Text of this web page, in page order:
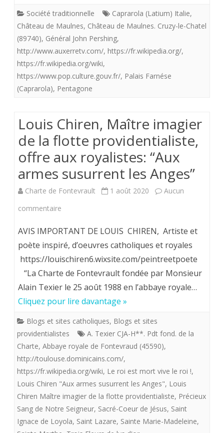
aurait
inspiré
général
Pershing
le
Pentagone
*.
Société traditionnelle Caprarola (Latium) Italie,
Château de Maulnes, Château de Maulnes. Cruzy-le-Chatel
(89740), Général John Pershing,
http://www.auxerretv.com/, https://fr.wikipedia.org/,
https://fr.wikipedia.org/wiki,
https://www.pop.culture.gouv.fr/, Palais Farnése
(Caprarola), Pentagone
Louis Chiren, Maître imagier
de la flotte providentialiste,
offre aux royalistes: “Aux
armes susurrent les Anges”
Charte de Fontevrault 1 août 2020
Aucun
commentaire
Chiren,
Maître
imagier
flotte
providentialiste,
aux
royalistes:
“Aux
AVIS IMPORTANT DE LOUIS CHIREN, Artiste et
poète inspiré, d’oeuvres catholiques et royales
https://louischiren6.wixsite.com/peintreetpoete
“La Charte de Fontevrault fondée par Monsieur
Alain Texier le 25 août 1988 en l’abbaye royale…
Cliquez pour lire davantage »
Blogs et sites catholiques, Blogs et sites
providentialistes
A. Texier CJA-H**. Pdt fond. de la
Charte, Abbaye royale de Fontevraud (45590),
http://toulouse.dominicains.com/,
https://fr.wikipedia.org/wiki, Le roi est mort vive le roi !,
Louis Chiren "Aux armes susurrent les Anges", Louis
Chiren Maître imagier de la flotte providentialiste, Précieux
Sang de Notre Seigneur, Sacré-Coeur de Jésus, Saint
Ignace de Loyola, Saint Lazare, Sainte Marie-Madeleine,